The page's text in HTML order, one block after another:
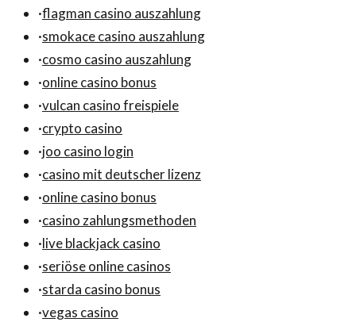
·flagman casino auszahlung
·smokace casino auszahlung
·cosmo casino auszahlung
·online casino bonus
·vulcan casino freispiele
·crypto casino
·joo casino login
·casino mit deutscher lizenz
·online casino bonus
·casino zahlungsmethoden
·live blackjack casino
·seriöse online casinos
·starda casino bonus
·vegas casino